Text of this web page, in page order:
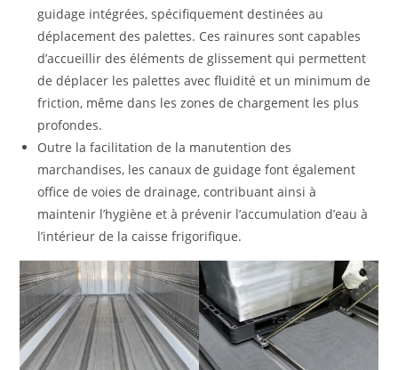
guidage intégrées, spécifiquement destinées au
déplacement des palettes. Ces rainures sont capables
d’accueillir des éléments de glissement qui permettent
de déplacer les palettes avec fluidité et un minimum de
friction, même dans les zones de chargement les plus
profondes.
Outre la facilitation de la manutention des
marchandises, les canaux de guidage font également
office de voies de drainage, contribuant ainsi à
maintenir l’hygiène et à prévenir l’accumulation d’eau à
l’intérieur de la caisse frigorifique.